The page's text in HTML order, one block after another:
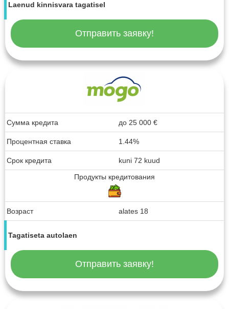
Laenud kinnisvara tagatisel
Отправить заявку!
Сумма кредита до 25 000 €
Процентная ставка 1.44%
Срок кредита
kuni 72 kuud
Продукты кредитования
Возраст alates 18
Tagatiseta autolaen
Отправить заявку!